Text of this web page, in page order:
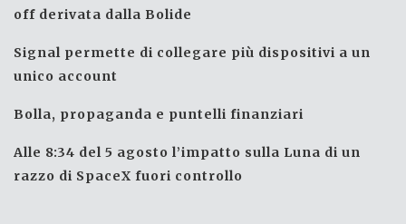
off derivata dalla Bolide
Signal permette di collegare più dispositivi a un
unico account
Bolla, propaganda e puntelli finanziari
Alle 8:34 del 5 agosto l’impatto sulla Luna di un
razzo di SpaceX fuori controllo